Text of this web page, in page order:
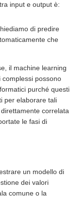
input e output è:
di predire
che
il machine learning
possono
purché questi
per elaborare tali
correlata
le fasi di
un modello di
dei valori
comune o la